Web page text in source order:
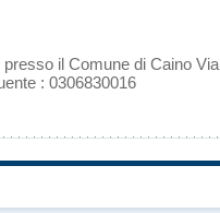
il Comune di Caino
: 0306830016